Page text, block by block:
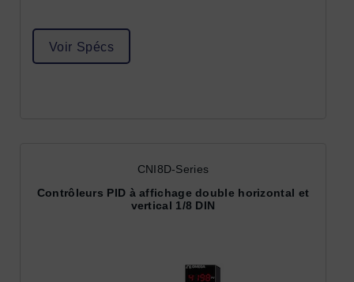
Voir Spécs
CNI8D-Series
Contrôleurs PID à affichage double horizontal et
vertical 1/8 DIN